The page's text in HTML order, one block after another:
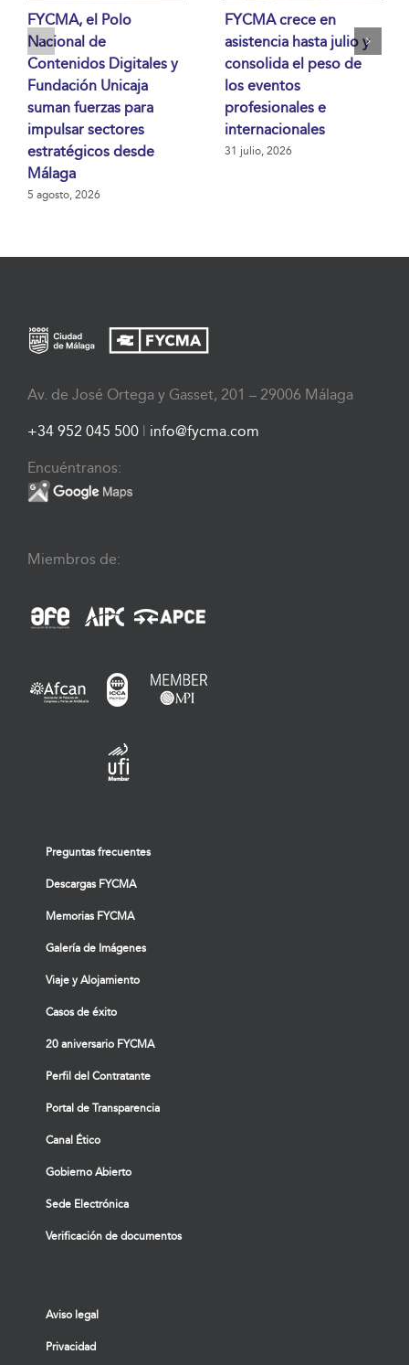
FYCMA, el Polo
Nacional de
Contenidos Digitales y
Fundación Unicaja
suman fuerzas para
impulsar sectores
estratégicos desde
Málaga
5 agosto, 2026
FYCMA crece en
asistencia hasta julio y
consolida el peso de
los eventos
profesionales e
internacionales
31 julio, 2026
Av. de José Ortega y Gasset, 201 – 29006 Málaga
+34 952 045 500 | info@fycma.com
Encuéntranos:
Miembros de:
Preguntas frecuentes
Descargas FYCMA
Memorias FYCMA
Galería de Imágenes
Viaje y Alojamiento
Casos de éxito
20 aniversario FYCMA
Perfil del Contratante
Portal de Transparencia
Canal Ético
Gobierno Abierto
Sede Electrónica
Verificación de documentos
Aviso legal
Privacidad